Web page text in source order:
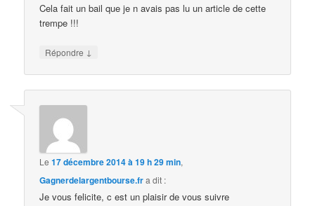
Cela fait un bail que je n avais pas lu un article de cette
trempe !!!
Répondre ↓
Le17 décembre 2014 à 19 h 29 min,
Gagnerdelargentbourse.fra dit :
Je vous felicite, c est un plaisir de vous suivre